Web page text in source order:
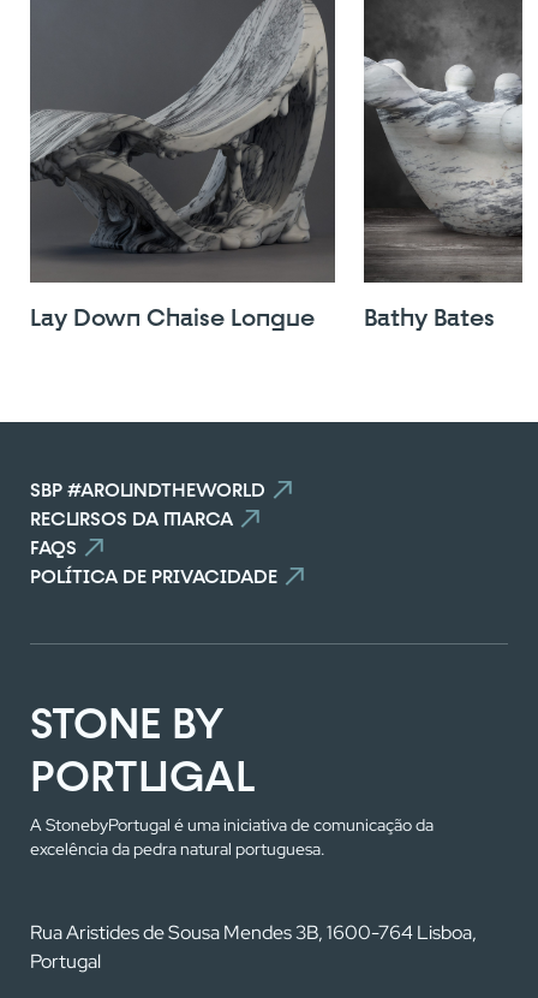
Lay Down Chaise Longue Bathy Bates
SBP #AROUNDTHEWORLD
RECURSOS DA MARCA
FAQS
POLÍTICA DE PRIVACIDADE
STONE BY
PORTUGAL
A StonebyPortugal é uma iniciativa de comunicação da
excelência da pedra natural portuguesa.
Rua Aristides de Sousa Mendes 3B, 1600-764 Lisboa,
Portugal